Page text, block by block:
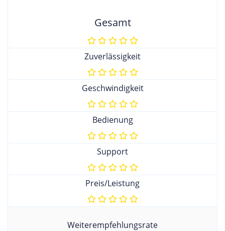
Gesamt
Zuverlässigkeit
Geschwindigkeit
Bedienung
Support
Preis/Leistung
Weiterempfehlungsrate